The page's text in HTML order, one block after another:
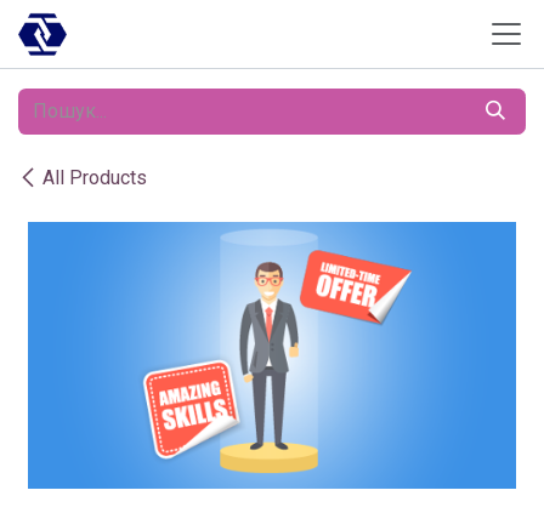
Skip to Content
All Products